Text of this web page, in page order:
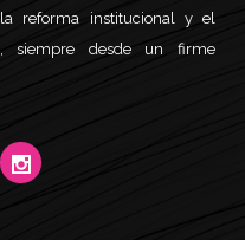
reforma institucional y el
siempre desde un firme